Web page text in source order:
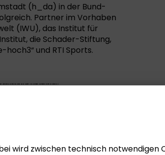
(h_da) in der Bund-
Partner im Vorhaben
(IWU), das Institut für
die Schader-Stiftung,
und RTI Sports.
wird zwischen technisch